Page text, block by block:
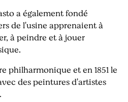
a également fondé
de l'usine apprenaient à
à peindre et à jouer
philharmonique et en 1851 le
des peintures d'artistes